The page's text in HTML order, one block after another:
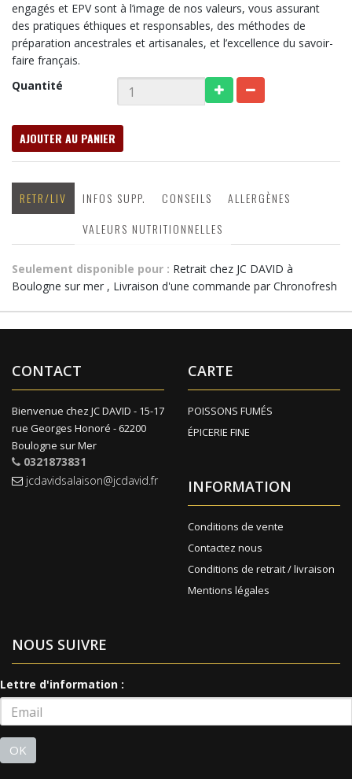
engagés et EPV sont à l’image de nos valeurs, vous assurant
des pratiques éthiques et responsables, des méthodes de
préparation ancestrales et artisanales, et l’excellence du savoir-
faire français.
Quantité
AJOUTER AU PANIER
RETR/LIV INFOS SUPP. CONSEILS
ALLERGÈNES
VALEURS NUTRITIONNELLES
Seulement disponible pour : Retrait chez JC DAVID à
Boulogne sur mer , Livraison d'une commande par Chronofresh
CONTACT
Bienvenue chez JC DAVID - 15-17
rue Georges Honoré - 62200
Boulogne sur Mer
0321873831
jcdavidsalaison@jcdavid.fr
CARTE
POISSONS FUMÉS
ÉPICERIE FINE
INFORMATION
Conditions de vente
Contactez nous
Conditions de retrait / livraison
Mentions légales
NOUS SUIVRE
Lettre d'information :
OK